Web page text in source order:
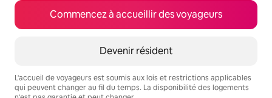
Commencez à accueillir des voyageurs
Devenir résident
L'accueil de voyageurs est soumis aux lois et restrictions applicables
qui peuvent changer au fil du temps. La disponibilité des logements